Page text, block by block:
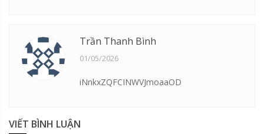
Trần Thanh Bình
01/05/2026
iNnkxZQFCINWVJmoaaOD
VIẾT BÌNH LUẬN